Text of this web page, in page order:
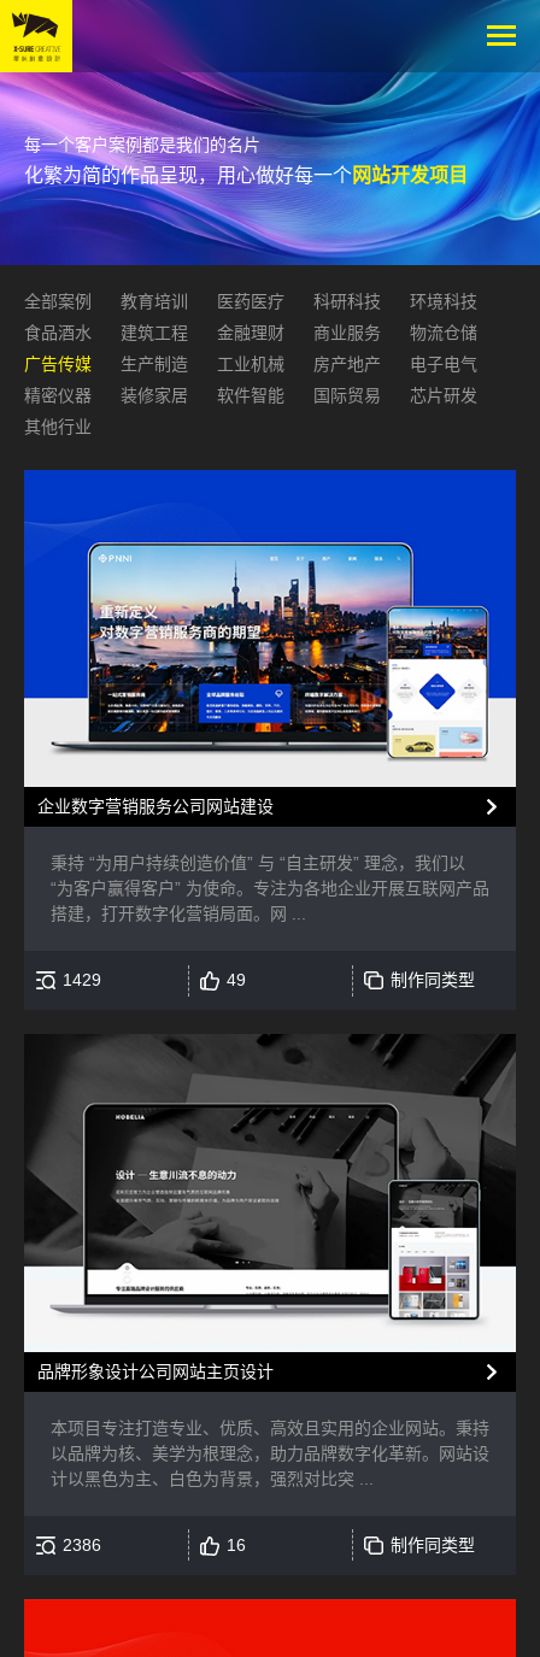
每一个客户案例都是我们的名片
化繁为简的作品呈现，用心做好每一个网站开发项目
全部案例 教育培训 医药医疗 科研科技
环境科技
食品酒水
建筑工程 金融理财 商业服务
物流仓储
广告传媒
生产制造 工业机械 房产地产
电子电气
精密仪器
装修家居 软件智能 国际贸易
芯片研发
其他行业
企业数字营销服务公司网站建设
秉持 “为用户持续创造价值” 与 “自主研发” 理念，我们以
“为客户赢得客户” 为使命。专注为各地企业开展互联网产品
搭建，打开数字化营销局面。网 ...
1429 49 制作同类型
品牌形象设计公司网站主页设计
本项目专注打造专业、优质、高效且实用的企业网站。秉持
以品牌为核、美学为根理念，助力品牌数字化革新。网站设
计以黑色为主、白色为背景，强烈对比突 ...
2386 16 制作同类型